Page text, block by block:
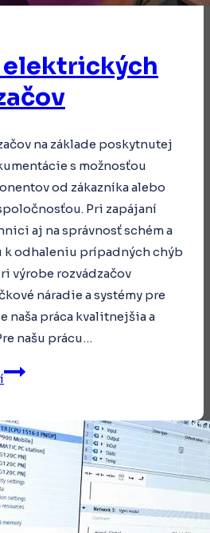
elektrických
na základe poskytnutej
s možnosťou
od zákazníka alebo
Pri zapájaní
aj na správnosť schém a
odhaleniu prípadných chýb
výrobe rozvádzačov
náradie a systémy pre
naša práca kvalitnejšia a
našu prácu…
Výroba